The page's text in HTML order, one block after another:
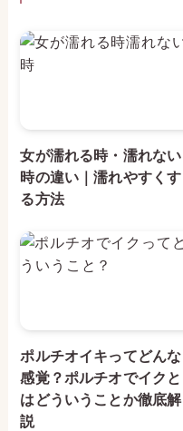
女が濡れる時・濡れない
時の違い｜濡れやすくす
る方法
ポルチオイキってどんな
感覚？ポルチオでイクと
はどういうことか徹底解
説